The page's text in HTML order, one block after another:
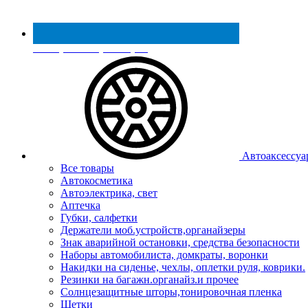
Реестр МинПромТорга
Все товары
Автокосметика
Автоэлектрика, свет
Аптечка
Губки, салфетки
Держатели моб.устройств,органайзеры
Знак аварийной остановки, средства безопасности
Наборы автомобилиста, домкраты, воронки
Накидки на сиденье, чехлы, оплетки руля, коврики.
Резинки на багажн.органайз.и прочее
Солнцезащитные шторы,тонировочная пленка
Щетки